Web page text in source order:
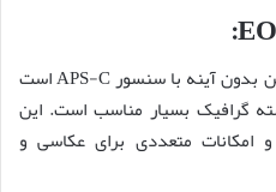
دوربین کانن EOS R100 یک دوربین بدون آینه با سنسور APS-C است
گرافیک بسیار مناسب است. این
امکانات متعددی برای عکاسی و